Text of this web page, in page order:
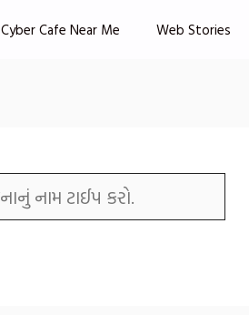
Cyber Cafe Near Me Web Stories